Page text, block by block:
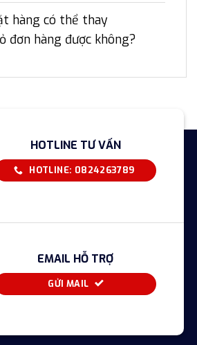
hàng có thể thay
đơn hàng được không?
HOTLINE TƯ VẤN
HOTLINE: 0824263789
EMAIL HỖ TRỢ
GỬI MAIL